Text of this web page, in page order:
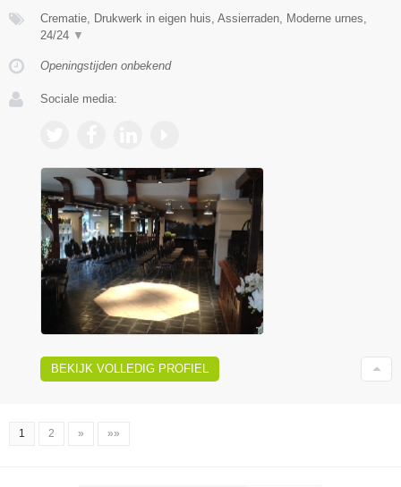
Crematie, Drukwerk in eigen huis, Assierraden, Moderne urnes,
24/24 ▼
Openingstijden onbekend
Sociale media:
BEKIJK VOLLEDIG PROFIEL
1 2 » »»